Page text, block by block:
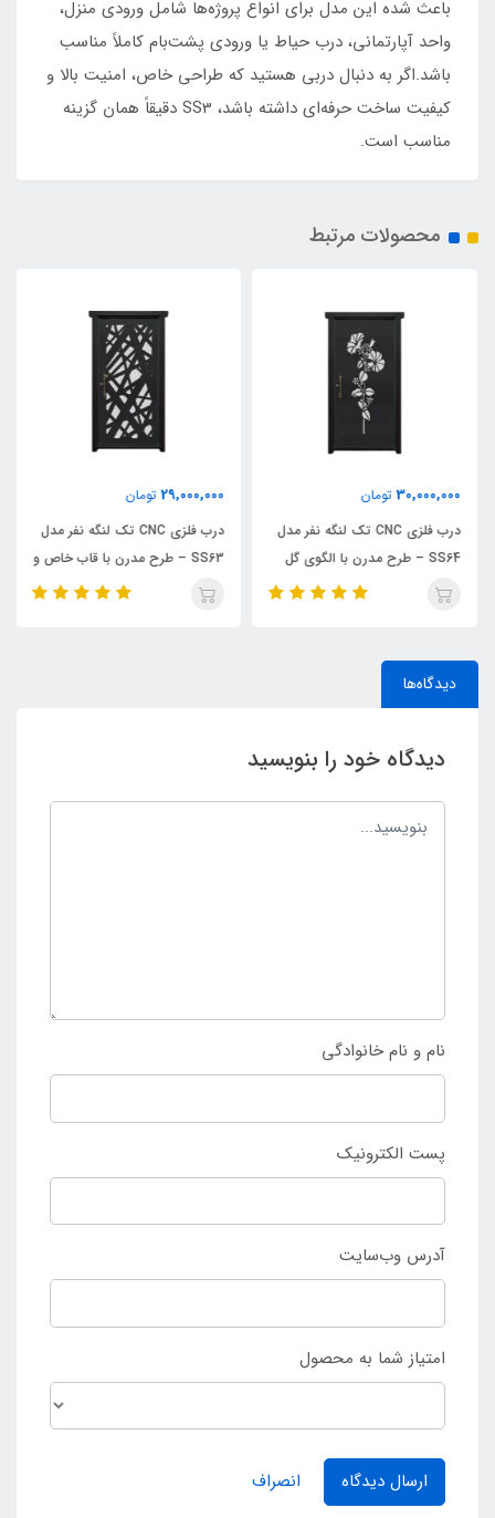
باعث شده این مدل برای انواع پروژه‌ها شامل ورودی منزل،
واحد آپارتمانی، درب حیاط یا ورودی پشت‌بام کاملاً مناسب
باشد.اگر به دنبال دربی هستید که طراحی خاص، امنیت بالا و
کیفیت ساخت حرفه‌ای داشته باشد، SS3 دقیقاً همان گزینه
مناسب است.
محصولات مرتبط
30,000,000 تومان
درب فلزی CNC تک لنگه نفر مدل
SS64 – طرح مدرن با الگوی گل
زیبا
29,000,000 تومان
درب فلزی CNC تک لنگه نفر مدل
SS63 – طرح مدرن با قاب خاص و
خطوط مینیمال
دیدگاه‌ها
دیدگاه خود را بنویسید
نام و نام خانوادگی
پست الکترونیک
آدرس وب‌سایت
امتیاز شما به محصول
ارسال دیدگاه انصراف